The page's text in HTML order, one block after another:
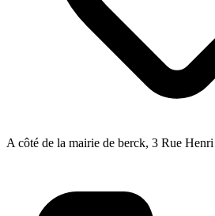
A côté de la mairie de berck, 3 Rue